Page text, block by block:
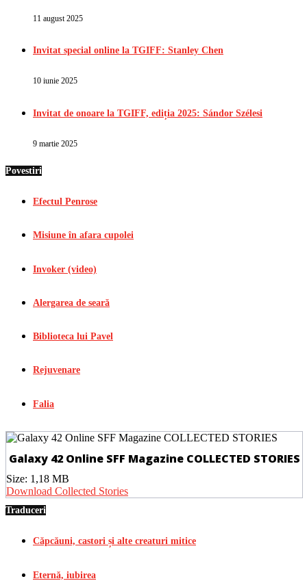
11 august 2025
Invitat special online la TGIFF: Stanley Chen
10 iunie 2025
Invitat de onoare la TGIFF, ediția 2025: Sándor Szélesi
9 martie 2025
Povestiri
Efectul Penrose
Misiune în afara cupolei
Invoker (video)
Alergarea de seară
Biblioteca lui Pavel
Rejuvenare
Falia
Galaxy 42 Online SFF Magazine COLLECTED STORIES
Size: 1,18 MB
Download Collected Stories
Traduceri
Căpcăuni, castori și alte creaturi mitice
Eternă, iubirea